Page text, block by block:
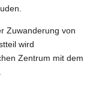
Zuwanderung von
wird
Zentrum mit dem